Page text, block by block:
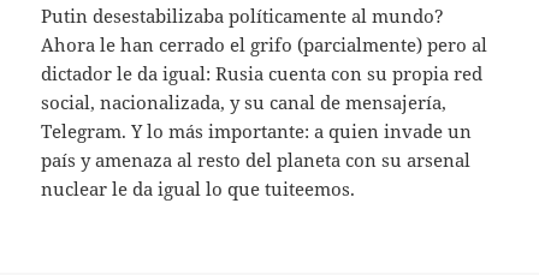
Putin desestabilizaba políticamente al mundo?
Ahora le han cerrado el grifo (parcialmente) pero al
dictador le da igual: Rusia cuenta con su propia red
social, nacionalizada, y su canal de mensajería,
Telegram. Y lo más importante: a quien invade un
país y amenaza al resto del planeta con su arsenal
nuclear le da igual lo que tuiteemos.